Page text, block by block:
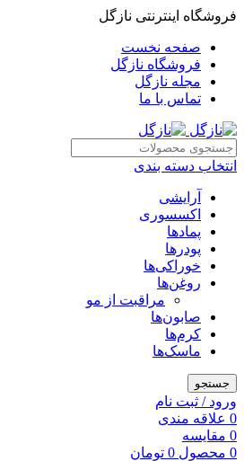
فروشگاه اینترنتی نازگل
صفحه نخست
فروشگاه نازگل
مجله نازگل
تماس با ما
انتخاب دسته بندی
آرایشی
اکسسوری
پمادها
پودرها
خوراکی‌ها
روغن‌ها
مراقبت از مو
صابون‌ها
کرم‌ها
ماسک‌ها
جستجو
ورود / ثبت نام
0 علاقه مندی
0 مقایسه
0 محصول 0 تومان